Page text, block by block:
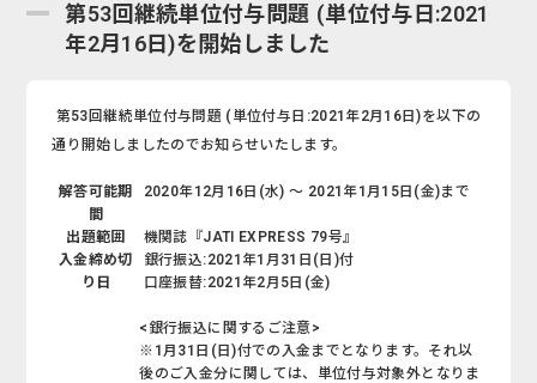
第53回継続単位付与問題 (単位付与日:2021
年2月16日)を開始しました
第53回継続単位付与問題 (単位付与日:2021年2月16日)を以下の
通り開始しましたのでお知らせいたします。
解答可能期
間
2020年12月16日(水) ～ 2021年1月15日(金)まで
出題範囲
機関誌『JATI EXPRESS 79号』
入金締め切
り日
銀行振込:2021年1月31日(日)付
口座振替:2021年2月5日(金)
<銀行振込に関するご注意>
※1月31日(日)付での入金までとなります。それ以
後のご入金分に関しては、単位付与対象外となりま